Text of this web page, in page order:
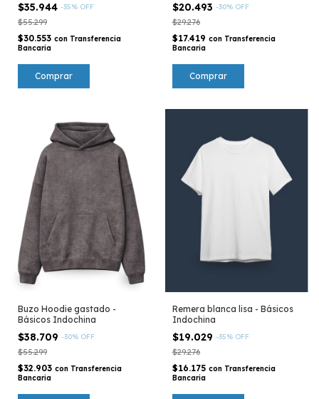
$35.944 -35% OFF
$55.299
$30.553 con Transferencia
Bancaria
Comprar
$20.493 -30% OFF
$29.276
$17.419 con Transferencia
Bancaria
Buzo Hoodie gastado -
Básicos Indochina
$38.709 -30% OFF
$55.299
$32.903 con Transferencia
Bancaria
Remera blanca lisa - Básicos
Indochina
$19.029 -35% OFF
$29.276
$16.175 con Transferencia
Bancaria